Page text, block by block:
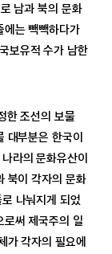
남과 북의 문화
에는 빽빽하다가
보유적 수가 남한
한 조선의 보물
대부분은 한국이
라의 문화유산이
북이 각자의 문화
나눠지게 되었
로써 제국주의 일
가 각자의 필요에